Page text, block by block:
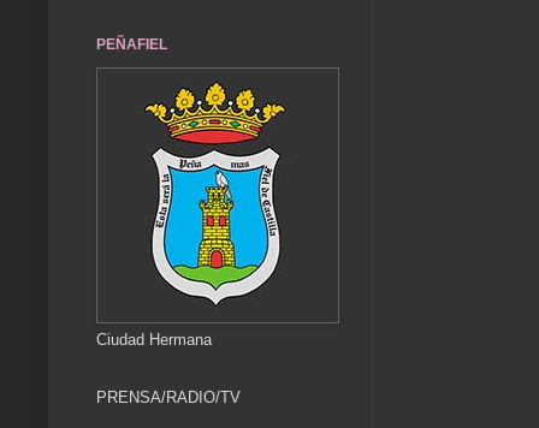
PEÑAFIEL
Ciudad Hermana
PRENSA/RADIO/TV